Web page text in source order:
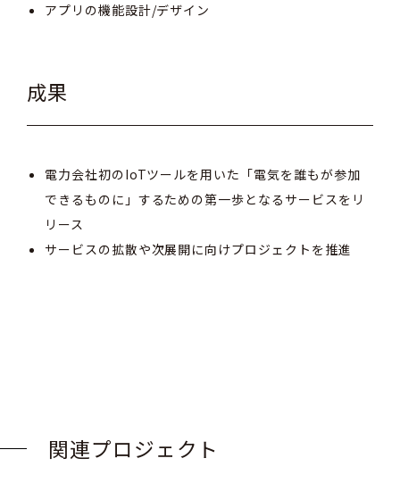
アプリの機能設計/デザイン
成果
電力会社初のIoTツールを用いた「電気を誰もが参加
できるものに」するための第一歩となるサービスをリ
リース
サービスの拡散や次展開に向けプロジェクトを推進
関連プロジェクト